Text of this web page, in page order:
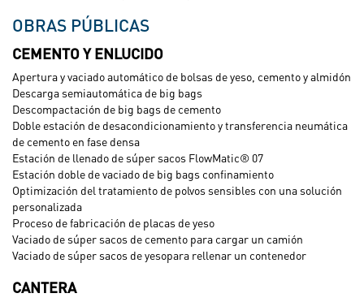
OBRAS PÚBLICAS
CEMENTO Y ENLUCIDO
Apertura y vaciado automático de bolsas de yeso, cemento y almidón
Descarga semiautomática de big bags
Descompactación de big bags de cemento
Doble estación de desacondicionamiento y transferencia neumática
de cemento en fase densa
Estación de llenado de súper sacos FlowMatic® 07
Estación doble de vaciado de big bags confinamiento
Optimización del tratamiento de polvos sensibles con una solución
personalizada
Proceso de fabricación de placas de yeso
Vaciado de súper sacos de cemento para cargar un camión
Vaciado de súper sacos de yesopara rellenar un contenedor
CANTERA